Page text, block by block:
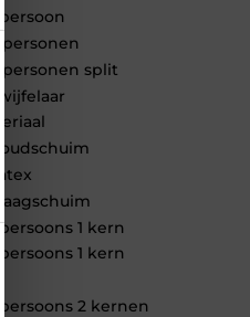
persoon
personen
personen split
1 kern
1 kern
2 kernen